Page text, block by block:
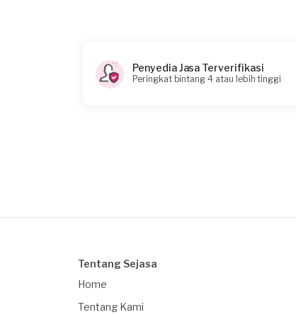
Penyedia Jasa Terverifikasi
Peringkat bintang 4 atau lebih tinggi
Tentang Sejasa
Home
Tentang Kami